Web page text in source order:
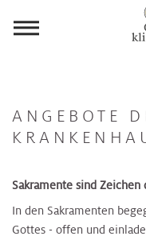
ANGEBOTE
Sakramente sind
In den Sakramenten
Gottes - offen und